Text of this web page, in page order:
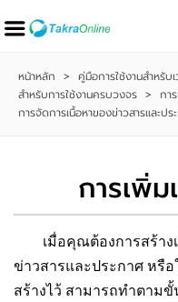
หน้าหลัก > คู่มือการใช้งานสำหรับ
สำหรับการใช้งานครบวงจร > กา
การจัดการเนื้อหาของข่าวสารและปร
การเพิ่ม
เมื่อคุณต้องการสร้างเ
ข่าวสารและประกาศ หรื
สร้างไว้ สามารถทำตาม